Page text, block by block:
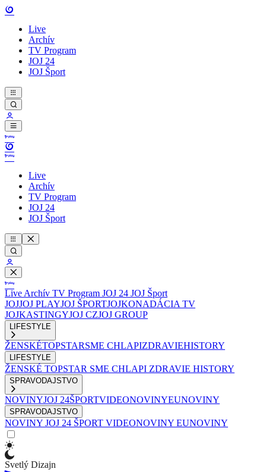
Live
Archív
TV Program
JOJ 24
JOJ Šport
Live
Archív
TV Program
JOJ 24
JOJ Šport
Live Archív TV Program JOJ 24 JOJ Šport
JOJJOJ PLAYJOJ ŠPORTJOJKONADÁCIA TV
JOJKASTINGYJOJ CZJOJ GROUP
LIFESTYLE
ŽENSKÉTOPSTARSME CHLAPIZDRAVIEHISTORY
LIFESTYLE
ŽENSKÉ TOPSTAR SME CHLAPI ZDRAVIE HISTORY
SPRAVODAJSTVO
NOVINYJOJ 24ŠPORTVIDEONOVINYEUNOVINY
SPRAVODAJSTVO
NOVINY JOJ 24 ŠPORT VIDEONOVINY EUNOVINY
Svetlý Dizajn